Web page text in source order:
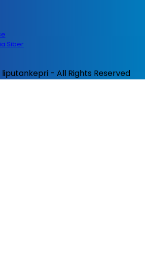
Siber
- All Rights Reserved